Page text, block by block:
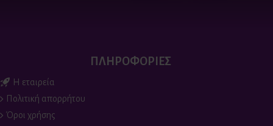
ΠΛΗΡΟΦΟΡΙΕΣ
Η εταιρεία
Πολιτική απορρήτου
Όροι χρήσης